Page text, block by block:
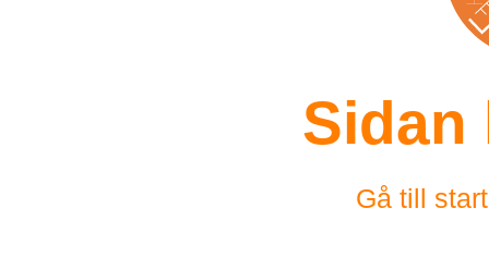
Sidan
Gå till